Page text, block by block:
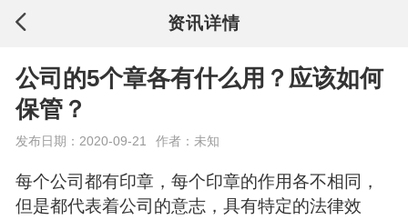
资讯详情
公司的5个章各有什么用？应该如何
保管？
发布日期：2020-09-21 作者：未知
每个公司都有印章，每个印章的作用各不相同，
但是都代表着公司的意志，具有特定的法律效